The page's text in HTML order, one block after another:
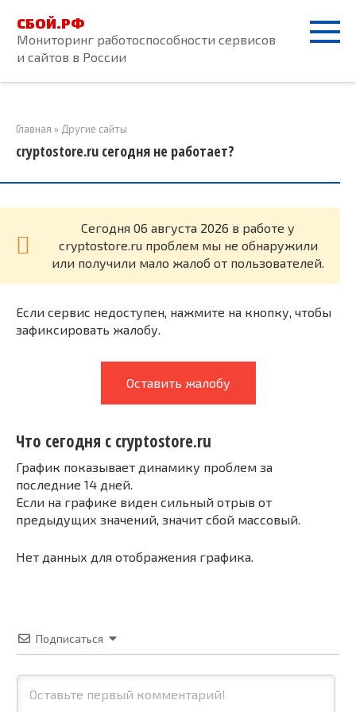
контенту
СБОЙ.РФ
Мониторинг работоспособности сервисов
и сайтов в России
Главная » Другие сайты
cryptostore.ru сегодня не работает?
Cегодня 06 августа 2026 в работе у
cryptostore.ru проблем мы не обнаружили
или получили мало жалоб от пользователей.
Если сервис недоступен, нажмите на кнопку, чтобы
зафиксировать жалобу.
Оставить жалобу
Что сегодня с cryptostore.ru
График показывает динамику проблем за
последние 14 дней.
Если на графике виден сильный отрыв от
предыдущих значений, значит сбой массовый.
Нет данных для отображения графика.
Подписаться